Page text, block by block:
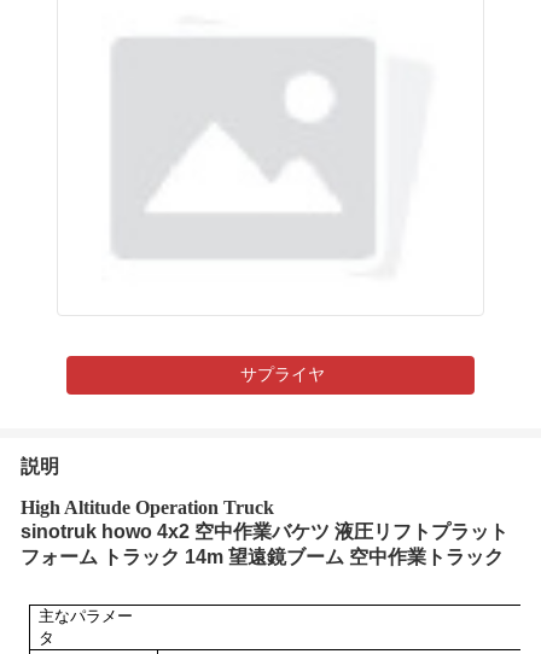
サプライヤ
説明
High Altitude Operation Truck
sinotruk howo 4x2 空中作業バケツ 液圧リフトプラット
フォーム トラック 14m 望遠鏡ブーム 空中作業トラック
主なパラメー
タ